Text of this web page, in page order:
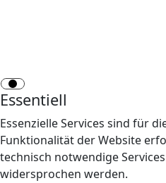
Essentiell
Essenzielle Services sind für
Funktionalität der Website
technisch notwendige
widersprochen werden.